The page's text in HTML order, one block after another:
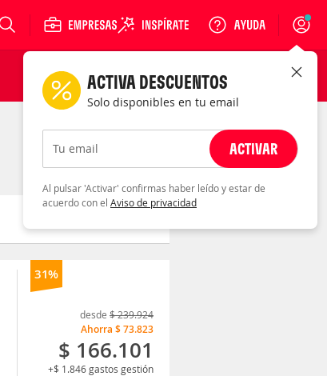
Login
31%
desde $ 239.924
Ahorra$ 73.823
$ 166.101
+$ 1.846gastos gestión
ACTIVA DESCUENTOS
Solo disponibles en tu email
Tu email ACTIVAR
Al pulsar 'Activar' confirmas haber leído y estar de
acuerdo con el Aviso de privacidad